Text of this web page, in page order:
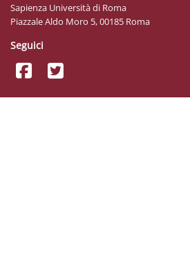
Sapienza Università di Roma
Piazzale Aldo Moro 5, 00185 Roma
Seguici